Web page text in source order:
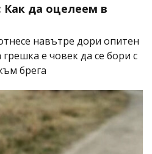
Как да оцелеем в
навътре дори опитен
е човек да се бори с
брега